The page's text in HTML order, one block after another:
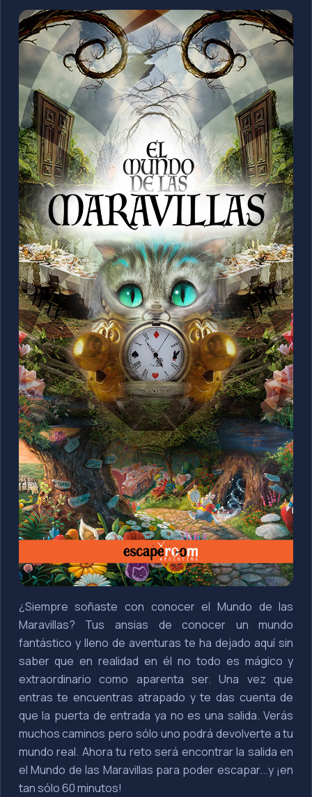
¿Siempre soñaste con conocer el Mundo de las
Maravillas? Tus ansias de conocer un mundo
fantástico y lleno de aventuras te ha dejado aquí sin
saber que en realidad en él no todo es mágico y
extraordinario como aparenta ser. Una vez que
entras te encuentras atrapado y te das cuenta de
que la puerta de entrada ya no es una salida. Verás
muchos caminos pero sólo uno podrá devolverte a tu
mundo real. Ahora tu reto será encontrar la salida en
el Mundo de las Maravillas para poder escapar...y ¡en
tan sólo 60 minutos!